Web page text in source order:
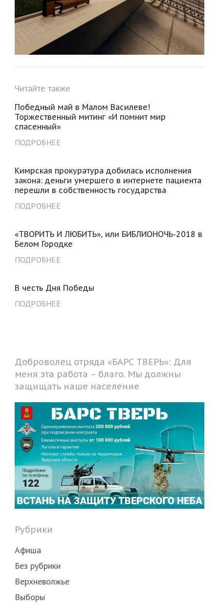
Читайте также
Победный май в Малом Василеве!
Торжественный митинг «И помнит мир
спасенный»
ПОДРОБНЕЕ
Кимрская прокуратура добилась исполнения
закона: деньги умершего в интернете пациента
перешли в собственность государства
ПОДРОБНЕЕ
«ТВОРИТЬ И ЛЮБИТЬ», или БИБЛИОНОЧЬ-2018 в
Белом Городке
ПОДРОБНЕЕ
В честь Дня Победы
ПОДРОБНЕЕ
Доброволец отряда «БАРС ТВЕРЬ»: Для
меня эта работа – благо. Мы должны
защищать наше население
Рубрики
Афиша
Без рубрики
Верхневолжье
Выборы